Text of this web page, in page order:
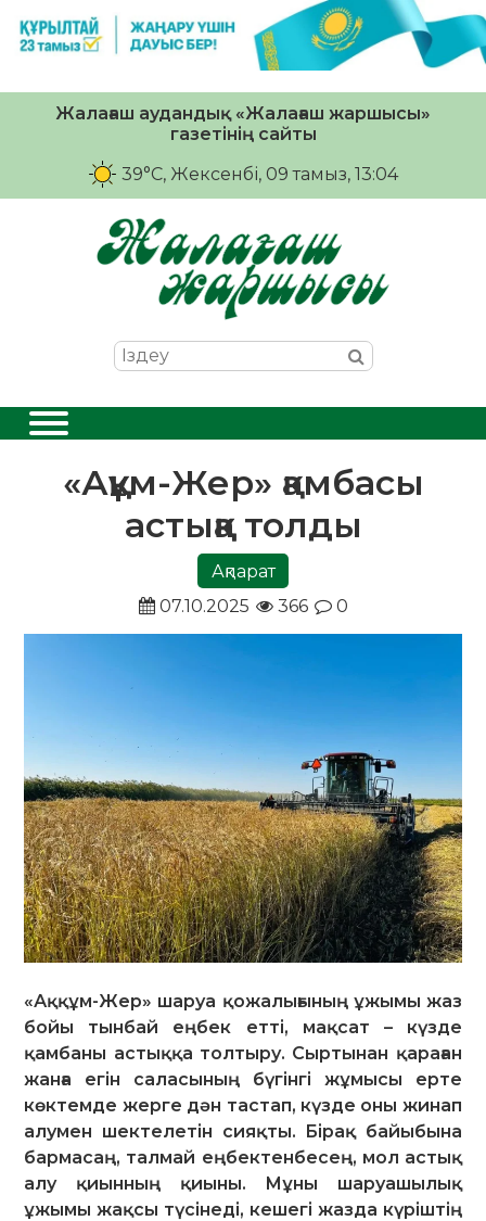
Жалағаш аудандық «Жалағаш жаршысы»
газетінің сайты
39°C, Жексенбі, 09 тамыз, 13:04
«Аққұм-Жер» қамбасы
астыққа толды
Ақпарат
07.10.2025
366 0
«Аққұм-Жер» шаруа қожалығының ұжымы жаз
бойы тынбай еңбек етті, мақсат – күзде
қамбаны астыққа толтыру. Сыртынан қараған
жанға егін саласының бүгінгі жұмысы ерте
көктемде жерге дән тастап, күзде оны жинап
алумен шектелетін сияқты. Бірақ байыбына
бармасаң, талмай еңбектенбесең, мол астық
алу қиынның қиыны. Мұны шаруашылық
ұжымы жақсы түсінеді, кешегі жазда күріштің